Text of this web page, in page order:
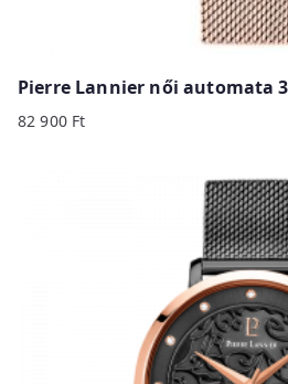
Pierre Lannier női automata
82 900 Ft